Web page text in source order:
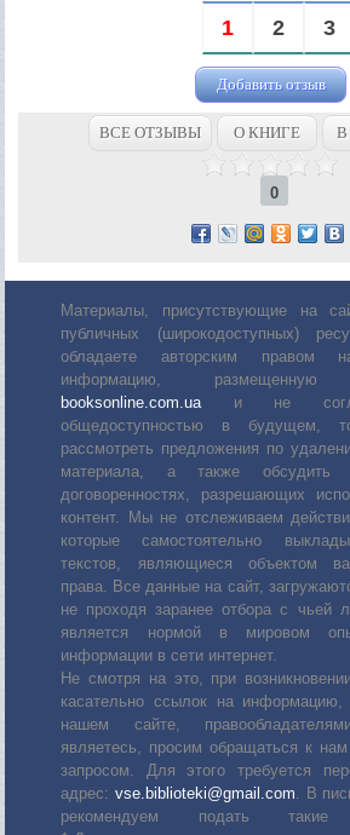
1 2 3
Добавить отзыв
ВСЕ ОТЗЫВЫ О КНИГЕ В
0
Материалы, присутствующие на
публичных (широкодоступных)
обладаете авторским правом
информацию,
booksonline.com.uaи не
общедоступностью в будущем,
рассмотреть предложения по
материала, а также обсудить
договоренностях, разрешающих
контент. Мы не отслеживаем
которые самостоятельно
текстов, являющиеся объектом
права. Все данные на сайт,
не проходя заранее отбора с чьей
является нормой в мировом
информации в сети интернет.
Не смотря на это, при
касательно ссылок на
нашем сайте,
являетесь, просим обращаться к
запросом. Для этого требуется
адрес: vse.biblioteki@gmail.com. В
рекомендуем подать